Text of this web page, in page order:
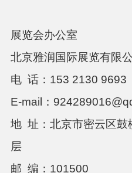
展览会办公室
北京雅润国际展览有限
电 话： 153 2130 9693
E-mail： 924289016@q
地 址： 北京市密云区鼓
层
邮 编： 101500